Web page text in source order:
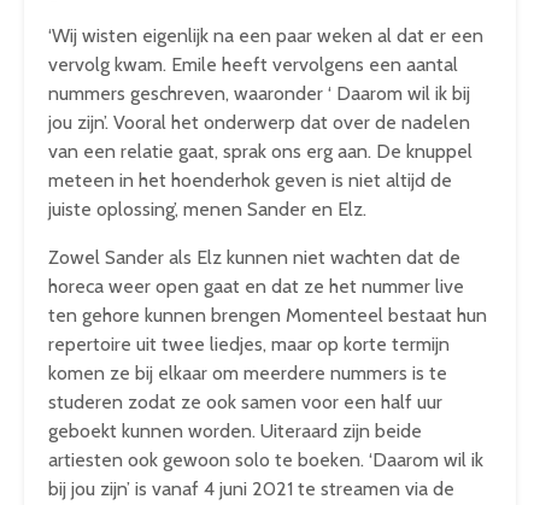
‘Wij wisten eigenlijk na een paar weken al dat er een
vervolg kwam. Emile heeft vervolgens een aantal
nummers geschreven, waaronder ‘ Daarom wil ik bij
jou zijn’. Vooral het onderwerp dat over de nadelen
van een relatie gaat, sprak ons erg aan. De knuppel
meteen in het hoenderhok geven is niet altijd de
juiste oplossing’, menen Sander en Elz.
Zowel Sander als Elz kunnen niet wachten dat de
horeca weer open gaat en dat ze het nummer live
ten gehore kunnen brengen Momenteel bestaat hun
repertoire uit twee liedjes, maar op korte termijn
komen ze bij elkaar om meerdere nummers is te
studeren zodat ze ook samen voor een half uur
geboekt kunnen worden. Uiteraard zijn beide
artiesten ook gewoon solo te boeken. ‘Daarom wil ik
bij jou zijn’ is vanaf 4 juni 2021 te streamen via de